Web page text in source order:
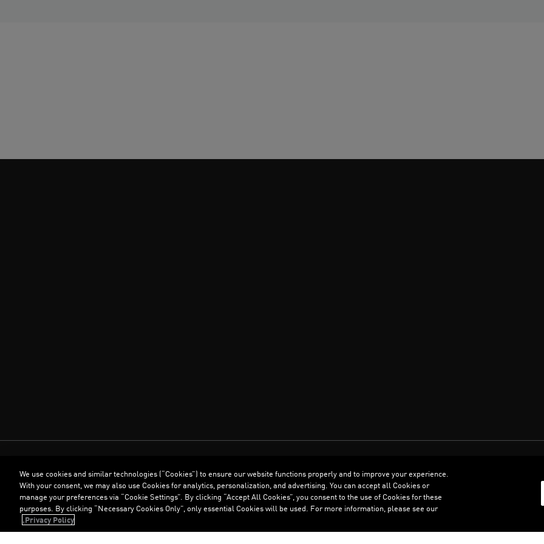
العربية
We use cookies and similar technologies (“Cookies”) to ensure our website functions properly and to improve your experience.
With your consent, we may also use Cookies for analytics, personalization, and advertising. You can accept all Cookies or
manage your preferences via “Cookie Settings”. By clicking “Accept All Cookies”, you consent to the use of Cookies for these
purposes. By clicking “Necessary Cookies Only”, only essential Cookies will be used. For more information, please see our
Privacy Policy.